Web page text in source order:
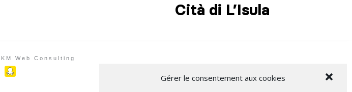
Gérer le consentement aux cookies
Cità di L’Isula
Web Consulting